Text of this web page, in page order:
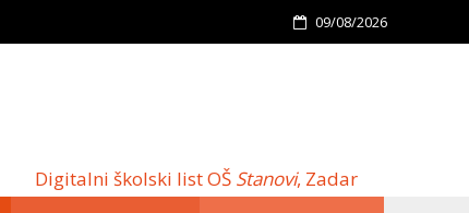
09/08/2026
Digitalni školski list OŠStanovi, Zadar